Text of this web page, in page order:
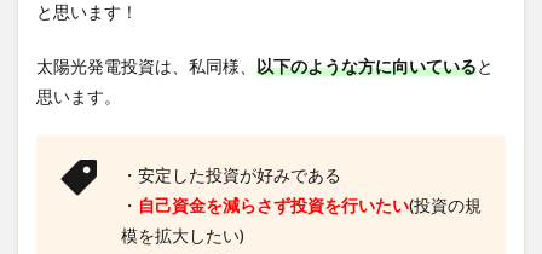
と思います！
太陽光発電投資は、私同様、 以下のような方に向いていると
思います。
・安定した投資が好みである
・ 自己資金を減らさず投資を行いたい(投資の規
模を拡大したい)